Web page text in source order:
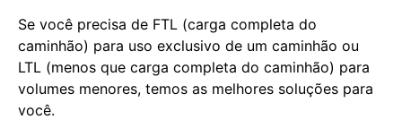
Se você precisa de FTL (carga completa do
caminhão) para uso exclusivo de um caminhão ou
LTL (menos que carga completa do caminhão) para
volumes menores, temos as melhores soluções para
você.